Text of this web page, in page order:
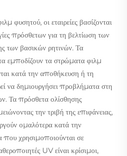
φυσητού, οι εταιρείες βασίζονται
πρόσθετων για τη βελτίωση των
των βασικών ρητινών. Τα
εμποδίζουν τα στρώματα φιλμ
κατά την αποθήκευση ή τη
να δημιουργήσει προβλήματα στη
Τα πρόσθετα ολίσθησης
την τριβή της επιφάνειας,
ομαλότερα κατά την
που χρησιμοποιούνται σε
UV είναι κρίσιμοι,